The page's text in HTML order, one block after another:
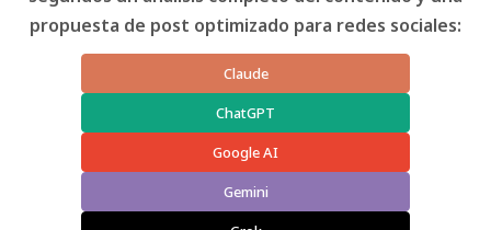
propuesta de post optimizado para redes sociales:
Claude
ChatGPT
Google AI
Gemini